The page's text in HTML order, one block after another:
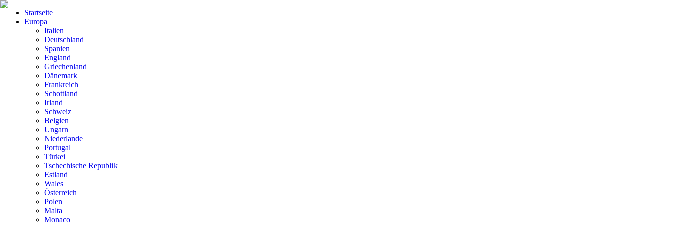
Startseite
Europa
Italien
Deutschland
Spanien
England
Griechenland
Dänemark
Frankreich
Schottland
Irland
Schweiz
Belgien
Ungarn
Niederlande
Portugal
Türkei
Tschechische Republik
Estland
Wales
Österreich
Polen
Malta
Monaco